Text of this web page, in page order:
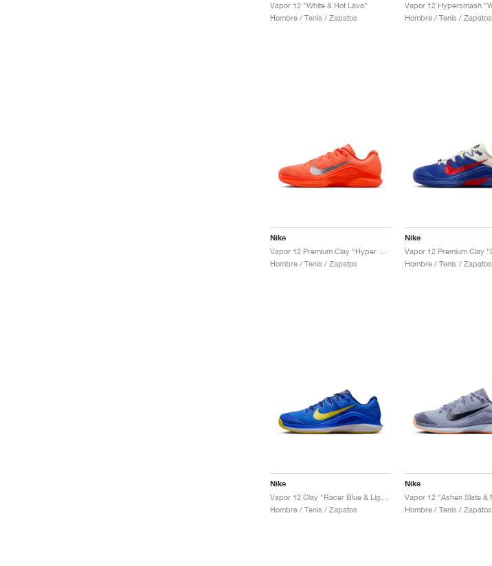
Vapor 12 "White & Hot Lava"
Hombre / Tenis / Zapatos
Hombre / Tenis / Zapatos
Nike
Hombre / Tenis / Zapatos
Nike
Hombre / Tenis / Zapatos
Nike
Hombre / Tenis / Zapatos
Nike
Hombre / Tenis / Zapatos